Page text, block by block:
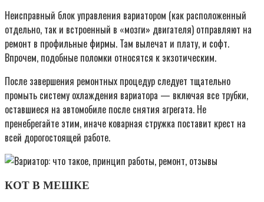
Неисправный блок управления вариатором (как расположенный
отдельно, так и встроенный в «мозги» двигателя) отправляют на
ремонт в профильные фирмы. Там вылечат и плату, и софт.
Впрочем, подобные поломки относятся к экзотическим.
После завершения ремонтных процедур следует тщательно
промыть систему охлаждения вариатора — включая все трубки,
оставшиеся на автомобиле после снятия агрегата. Не
пренебрегайте этим, иначе коварная стружка поставит крест на
всей дорогостоящей работе.
КОТ В МЕШКЕ